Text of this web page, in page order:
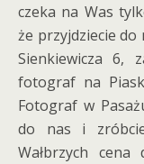
czeka na Was
że przyjdziecie do
Sienkiewicza 6,
fotograf na
Fotograf w
do nas i
Wałbrzych